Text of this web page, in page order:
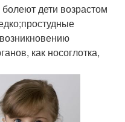
дети возрастом
как носоглотка,